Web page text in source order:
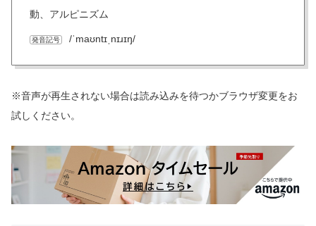
動、アルピニズム
発音記号 /ˈmaʊntɪˌnɪɹɪŋ/
※音声が再生されない場合は読み込みを待つかブラウザ変更をお
試しください。